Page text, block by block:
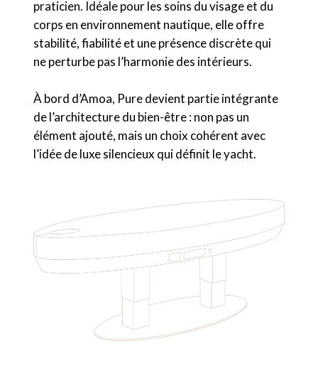
praticien. Idéale pour les soins du visage et du
corps en environnement nautique, elle offre
stabilité, fiabilité et une présence discrète qui
ne perturbe pas l’harmonie des intérieurs.
À bord d’Amoa, Pure devient partie intégrante
de l’architecture du bien-être : non pas un
élément ajouté, mais un choix cohérent avec
l’idée de luxe silencieux qui définit le yacht.